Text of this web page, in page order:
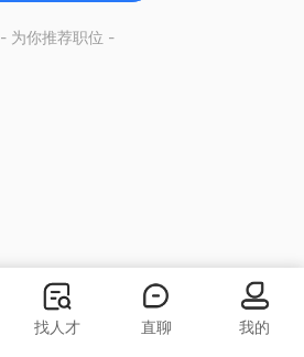
- 为你推荐职位 -
找人才 直聊 我的